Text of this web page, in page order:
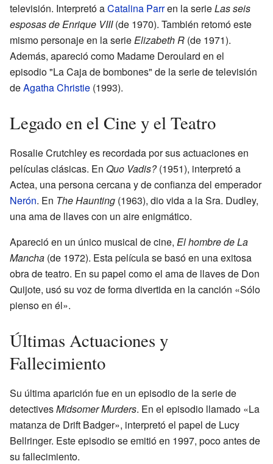
televisión. Interpretó aCatalina Parren la serieLas seis
esposas de Enrique VIII(de 1970). También retomó este
mismo personaje en la serieElizabeth R (de 1971).
Además, apareció como Madame Deroulard en el
episodio "La Caja de bombones" de la serie de televisión
deAgatha Christie (1993).
Legado en el Cine y el Teatro
Rosalie Crutchley es recordada por sus actuaciones en
películas clásicas. En Quo Vadis?(1951), interpretó a
Actea, una persona cercana y de confianza del emperador
Nerón. En The Haunting (1963), dio vida a la Sra. Dudley,
una ama de llaves con un aire enigmático.
Apareció en un único musical de cine, El hombre de La
Mancha (de 1972). Esta película se basó en una exitosa
obra de teatro. En su papel como el ama de llaves de Don
Quijote, usó su voz de forma divertida en la canción «Sólo
pienso en él».
Últimas Actuaciones y
Fallecimiento
Su última aparición fue en un episodio de la serie de
detectivesMidsomer Murders. En el episodio llamado «La
matanza de Drift Badger», interpretó el papel de Lucy
Bellringer. Este episodio se emitió en 1997, poco antes de
su fallecimiento.